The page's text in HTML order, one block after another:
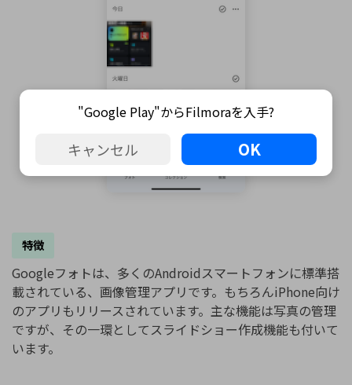
特徴
Googleフォトは、多くのAndroidスマートフォンに標準搭
載されている、画像管理アプリです。もちろんiPhone向け
のアプリもリリースされています。主な機能は写真の管理
ですが、その一環としてスライドショー作成機能も付いて
います。
"Google Play"からFilmoraを入手?
キャンセル OK